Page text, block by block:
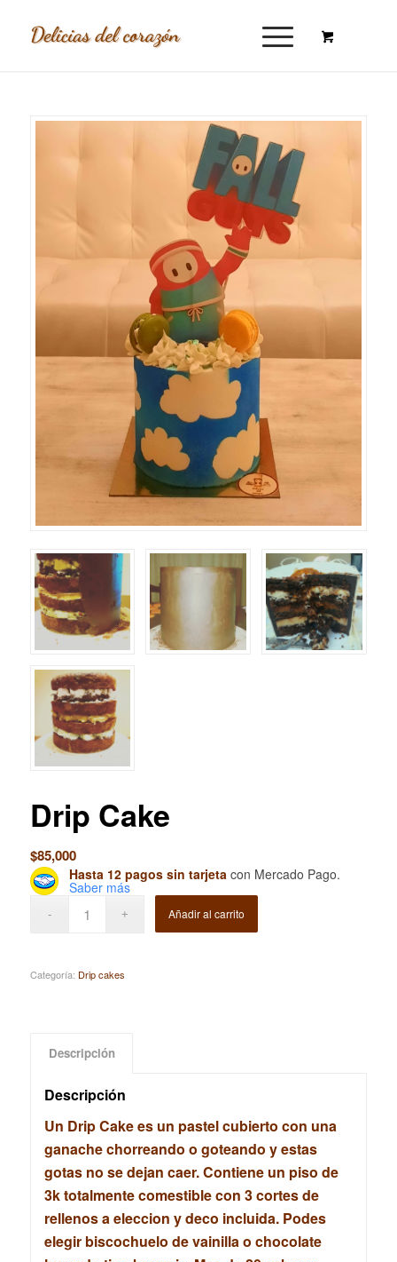
Drip Cake
$85,000
Hasta 12 pagos sin tarjetacon Mercado Pago.
Saber más
Añadir al carrito
Categoría: Drip cakes
Descripción
Descripción
Un Drip Cake es un pastel cubierto con una
ganache chorreando o goteando y estas
gotas no se dejan caer. Contiene un piso de
3k totalmente comestible con 3 cortes de
rellenos a eleccion y deco incluida. Podes
elegir biscochuelo de vainilla o chocolate